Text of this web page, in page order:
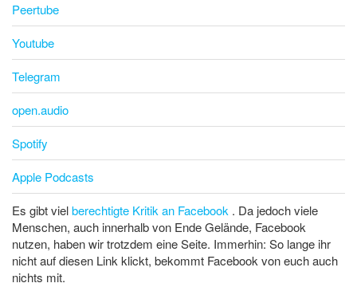
Peertube
Youtube
Telegram
open.audio
Spotify
Apple Podcasts
Es gibt vielberechtigte Kritik an Facebook . Da jedoch viele
Menschen, auch innerhalb von Ende Gelände, Facebook
nutzen, haben wir trotzdem eine Seite. Immerhin: So lange ihr
nicht auf diesen Link klickt, bekommt Facebook von euch auch
nichts mit.